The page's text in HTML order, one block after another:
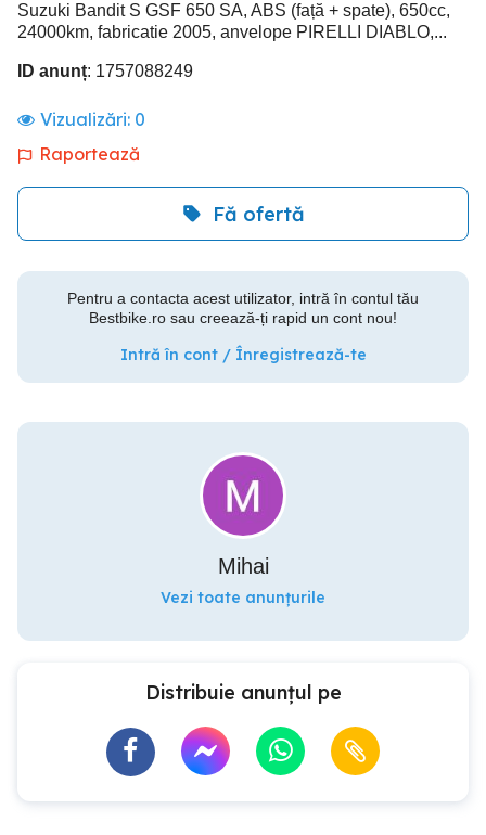
Suzuki Bandit S GSF 650 SA, ABS (față + spate), 650cc,
24000km, fabricatie 2005, anvelope PIRELLI DIABLO,...
ID anunț: 1757088249
Vizualizări: 0
Raportează
Fă ofertă
Pentru a contacta acest utilizator, intră în contul tău
Bestbike.ro sau creează-ți rapid un cont nou!
Intră în cont / Înregistrează-te
Mihai
Vezi toate anunțurile
Distribuie anunțul pe